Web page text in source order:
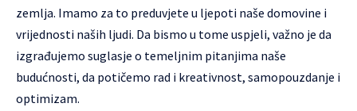
zemlja. Imamo za to preduvjete u ljepoti naše domovine i
vrijednosti naših ljudi. Da bismo u tome uspjeli, važno je da
izgrađujemo suglasje o temeljnim pitanjima naše
budućnosti, da potičemo rad i kreativnost, samopouzdanje i
optimizam.